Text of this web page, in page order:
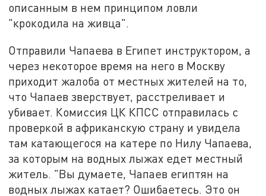
описанным в нем принципом ловли
"крокодила на живца".
Отправили Чапаева в Египет инструктором, а
через некоторое время на него в Москву
приходит жалоба от местных жителей на то,
что Чапаев зверствует, расстреливает и
убивает. Комиссия ЦК КПСС отправилась с
проверкой в африканскую страну и увидела
там катающегося на катере по Нилу Чапаева,
за которым на водных лыжах едет местный
житель. "Вы думаете, Чапаев египтян на
водных лыжах катает? Ошибаетесь. Это он